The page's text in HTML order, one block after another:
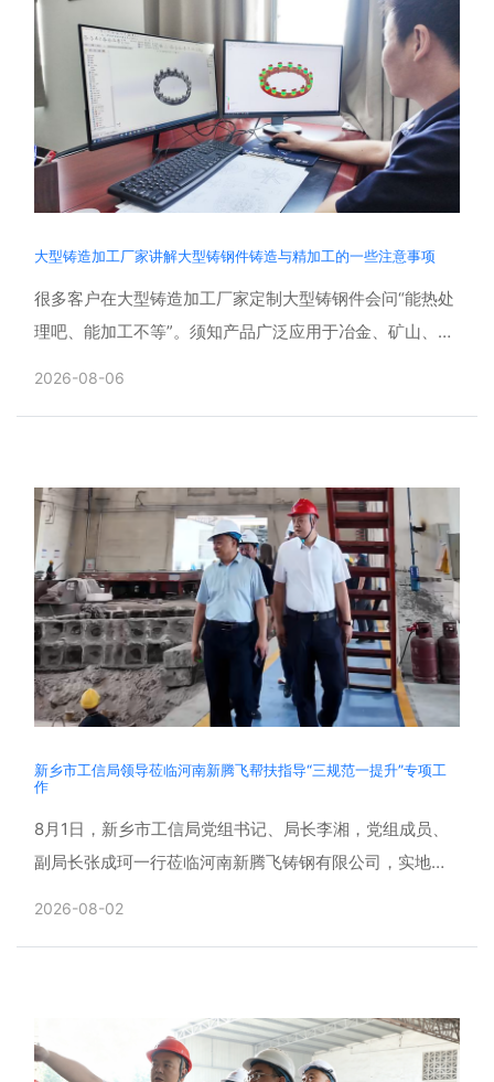
大型铸造加工厂家讲解大型铸钢件铸造与精加工的一些注意事项
很多客户在大型铸造加工厂家定制大型铸钢件会问“能热处
理吧、能加工不等”。须知产品广泛应用于冶金、矿山、风
2026-08-06
新乡市工信局领导莅临河南新腾飞帮扶指导“三规范一提升”专项工
作
8月1日，新乡市工信局党组书记、局长李湘，党组成员、
副局长张成珂一行莅临河南新腾飞铸钢有限公司，实地帮
2026-08-02